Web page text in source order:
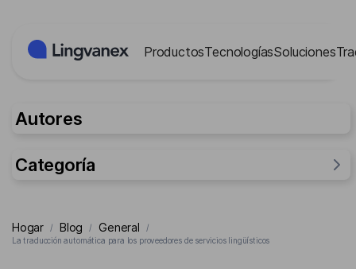
ProductosTecnologíasSoluciones
Autores
Categoría
Investigación
Hogar / Blog / General
/
La traducción automática para los proveedores de servicios lingüísticos